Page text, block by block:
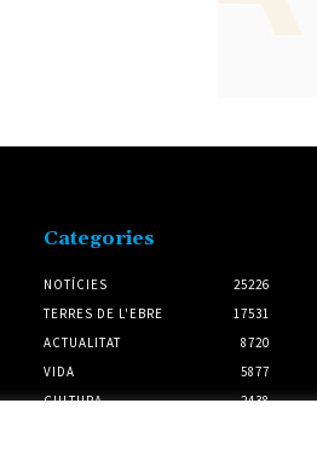
Categories
NOTÍCIES
25226
TERRES DE L'EBRE
17531
ACTUALITAT
8720
VIDA
5877
CULTURA
2438